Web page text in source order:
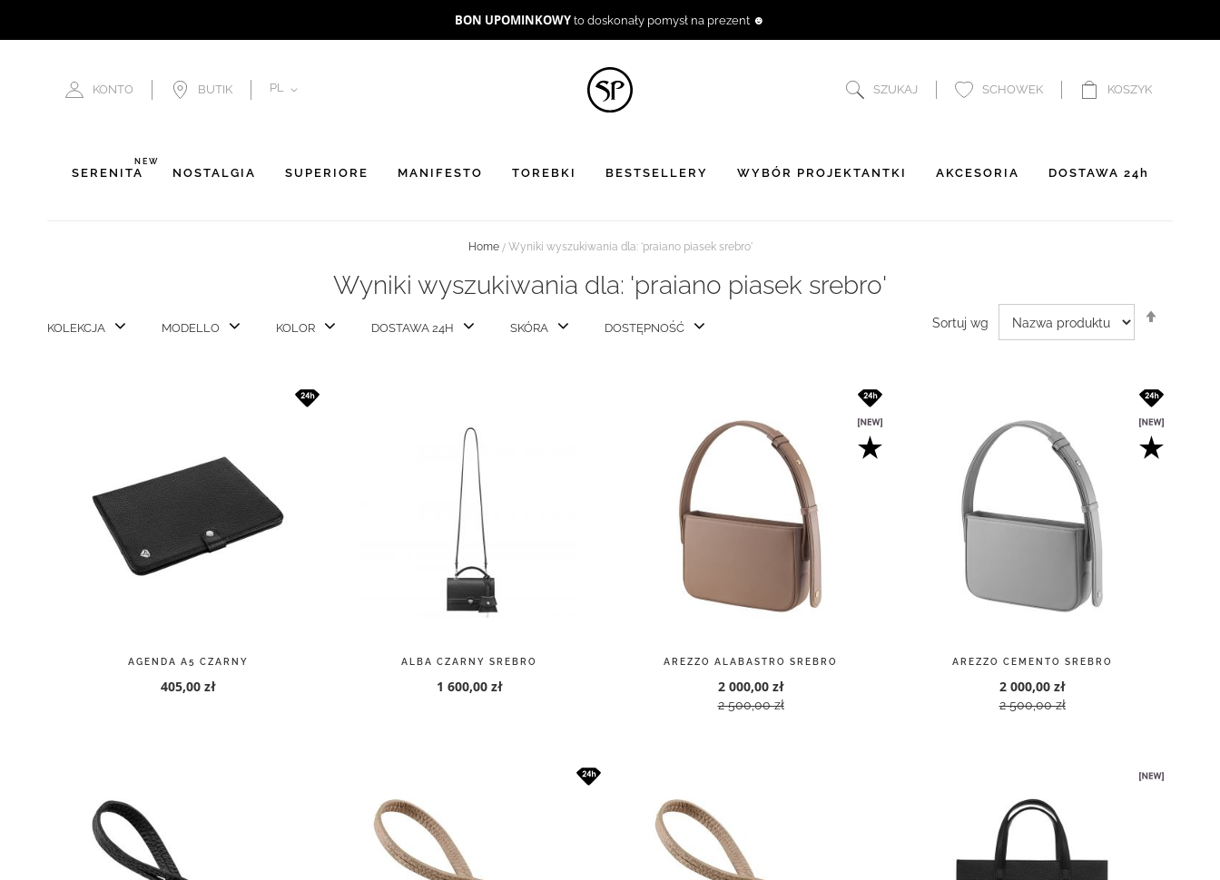
BON UPOMINKOWY to doskonały pomysł na prezent ☻
KONTO BUTIK JĘZYK
PL SZUKAJ SCHOWEK KOSZYK
SERENITÀ
NEW
NOSTALGIA SUPERIORE MANIFESTO TOREBKI BESTSELLERY WYBÓR PROJEKTANTKI AKCESORIA DOSTAWA 24h
Home Wyniki wyszukiwania dla: 'praiano piasek srebro'
Wyniki wyszukiwania dla: 'praiano piasek srebro'
KOLEKCJA MODELLO KOLOR DOSTAWA 24H SKÓRA DOSTĘPNOŚĆ Sortuj wg
AGENDA A5 CZARNY
405,00 zł
ALBA CZARNY SREBRO
1 600,00 zł
AREZZO ALABASTRO SREBRO
2 000,00 zł
2 500,00 zł
AREZZO CEMENTO SREBRO
2 000,00 zł
2 500,00 zł